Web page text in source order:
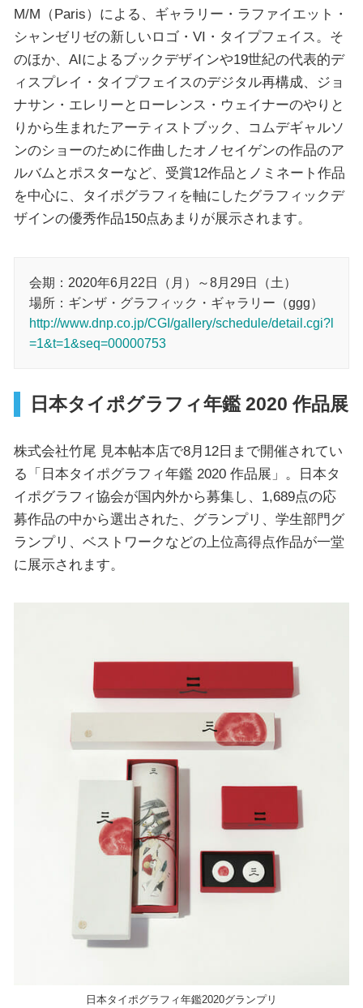
M/M（Paris）による、ギャラリー・ラファイエット・
シャンゼリゼの新しいロゴ・VI・タイプフェイス。そ
のほか、AIによるブックデザインや19世紀の代表的デ
ィスプレイ・タイプフェイスのデジタル再構成、ジョ
ナサン・エレリーとローレンス・ウェイナーのやりと
りから生まれたアーティストブック、コムデギャルソ
ンのショーのために作曲したオノセイゲンの作品のア
ルバムとポスターなど、受賞12作品とノミネート作品
を中心に、タイポグラフィを軸にしたグラフィックデ
ザインの優秀作品150点あまりが展示されます。
会期：2020年6月22日（月）～8月29日（土）
場所：ギンザ・グラフィック・ギャラリー（ggg）
http://www.dnp.co.jp/CGI/gallery/schedule/detail.cgi?l
=1&t=1&seq=00000753
日本タイポグラフィ年鑑 2020 作品展
株式会社竹尾 見本帖本店で8月12日まで開催されてい
る「日本タイポグラフィ年鑑 2020 作品展」。日本タ
イポグラフィ協会が国内外から募集し、1,689点の応
募作品の中から選出された、グランプリ、学生部門グ
ランプリ、ベストワークなどの上位高得点作品が一堂
に展示されます。
日本タイポグラフィ年鑑2020グランプリ